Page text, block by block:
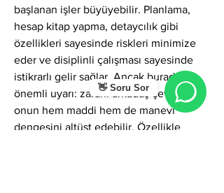
👋 Soru Sor
başlanan işler büyüyebilir. Planlama,
hesap kitap yapma, detaycılık gibi
özellikleri sayesinde riskleri minimize
eder ve disiplinli çalışması sayesinde
istikrarlı gelir sağlar. Ancak burada en
önemli uyarı: zararlı arkadaş çevresi,
onun hem maddi hem de manevi
dengesini altüst edebilir. Özellikle